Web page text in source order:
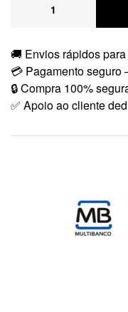
🚚 Envios rápidos
💳 Pagamento seguro
🔒 Compra 100%
✅ Apoio ao cliente